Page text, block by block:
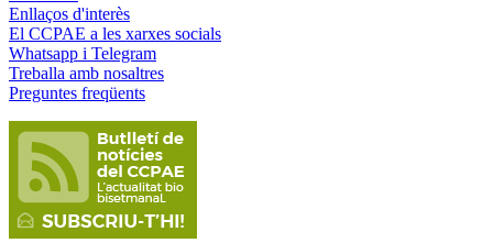
Enllaços d'interès
El CCPAE a les xarxes socials
Whatsapp i Telegram
Treballa amb nosaltres
Preguntes freqüents